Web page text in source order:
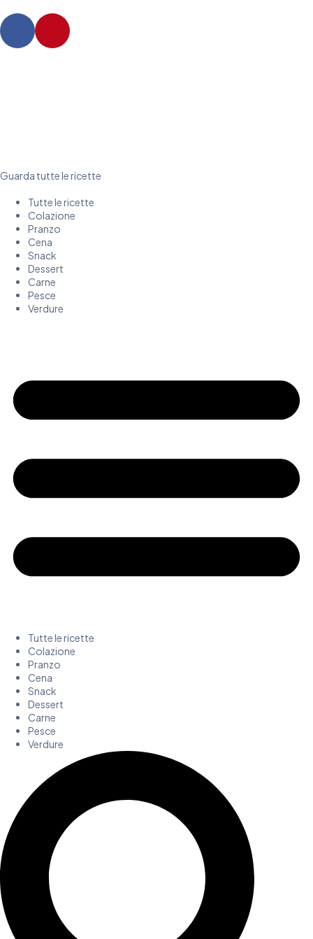
Guarda tutte le ricette
Tutte le ricette
Colazione
Pranzo
Cena
Snack
Dessert
Carne
Pesce
Verdure
Tutte le ricette
Colazione
Pranzo
Cena
Snack
Dessert
Carne
Pesce
Verdure